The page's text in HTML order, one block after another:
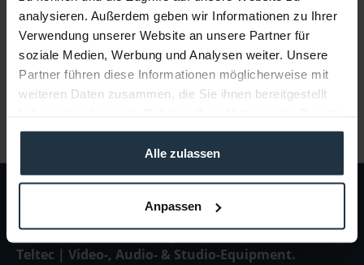
analysieren. Außerdem geben wir Informationen zu Ihrer
Verwendung unserer Website an unsere Partner für
soziale Medien, Werbung und Analysen weiter. Unsere
Partner führen diese Informationen möglicherweise mit
weiteren Daten zusammen, die Sie ihnen bereitgestellt
gesammelt haben.
Alle zulassen
Anpassen
Artikelnummer: 12289808
-11% € 4.723,85
Brutto: € 5.621,38
3-5 Werktage ab Bestellung
kostenlosen Newsletter
verpassen Sie keine Neuigkeit oder Aktion mehr von
Teltec | Video-, Audio- & Studio-Equipment.